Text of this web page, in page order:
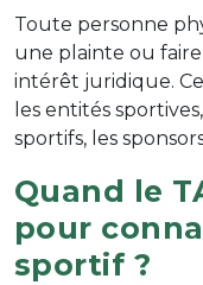
Toute personne
une plainte ou
intérêt juridique.
les entités
sportifs, les
Quand le
pour
sportif ?